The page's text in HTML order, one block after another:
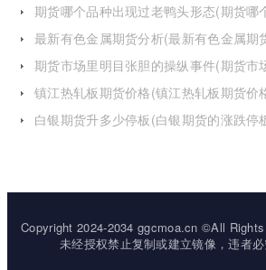
期货哪个品种出现过老鸭头形态(期货哪
最新有色金属期货分析(最新有色金属期
期货市场里明目张胆的操纵事件(期货市
镇江热轧板期货价格(镇江热轧板期货价
白银期货升多少停板(白银期货的涨跌停
Copyright 2024-2034 ggcmoa.cn ©All Rights
未经授权禁止复制或建立镜像，违者必